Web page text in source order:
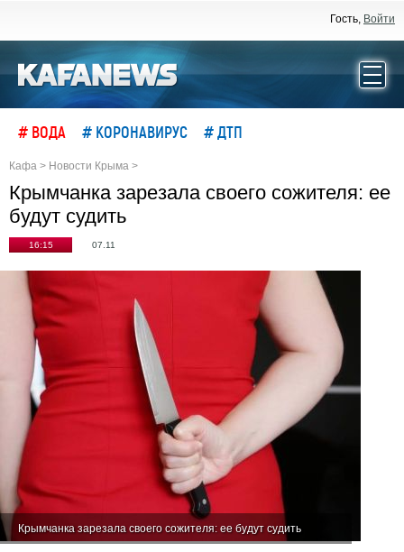
Гость, Войти
# ВОДА # КОРОНАВИРУС # ДТП
Кафа > Новости Крыма >
Крымчанка зарезала своего сожителя: ее
будут судить
16:15 07.11
Крымчанка зарезала своего сожителя: ее будут судить